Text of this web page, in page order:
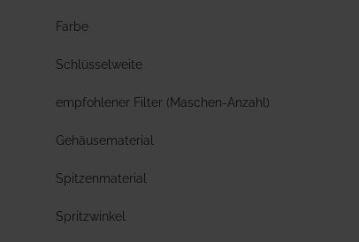
Farbe
Schlüsselweite
empfohlener Filter (Maschen-Anzahl)
Gehäusematerial
Spitzenmaterial
Spritzwinkel